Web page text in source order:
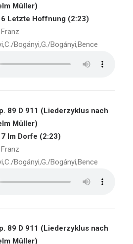
Müller)
Letzte Hoffnung (2:23)
Bogányi,G./Bogányi,Bence
89 D 911 (Liederzyklus nach
Müller)
Im Dorfe (2:23)
Bogányi,G./Bogányi,Bence
89 D 911 (Liederzyklus nach
Müller)